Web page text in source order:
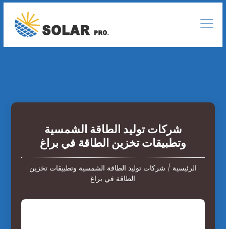
شركات توليد الطاقة الشمسية
وتطبيقات تخزين الطاقة في براغ
الرئيسية / شركات توليد الطاقة الشمسية وتطبيقات تخزين
الطاقة في براغ